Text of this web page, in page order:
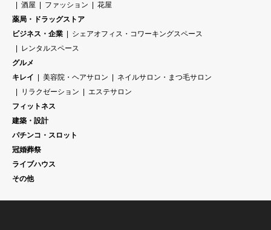
酒屋
ファッション
花屋
薬局・ドラッグストア
ビジネス・企業
シェアオフィス・コワーキングスペース
レンタルスペース
グルメ
キレイ
美容院・ヘアサロン
ネイルサロン・まつ毛サロン
リラクゼーション
エステサロン
フィットネス
建築・設計
パチンコ・スロット
冠婚葬祭
ライブハウス
その他